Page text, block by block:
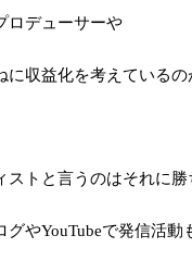
ロデューサーや
収益化を考えているの
ストと言うのはそれに勝
グやYouTubeで発信活